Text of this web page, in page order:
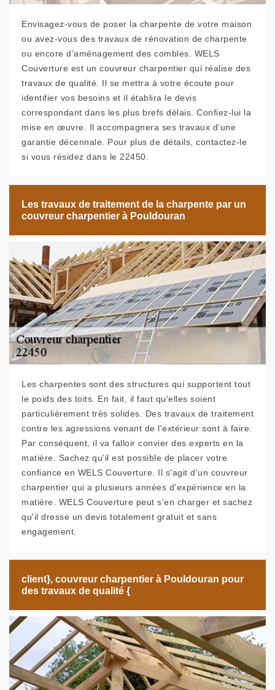
Envisagez-vous de poser la charpente de votre maison
ou avez-vous des travaux de rénovation de charpente
ou encore d’aménagement des combles. WELS
Couverture est un couvreur charpentier qui réalise des
travaux de qualité. Il se mettra à votre écoute pour
identifier vos besoins et il établira le devis
correspondant dans les plus brefs délais. Confiez-lui la
mise en œuvre. Il accompagnera ses travaux d’une
garantie décennale. Pour plus de détails, contactez-le
si vous résidez dans le 22450.
Les travaux de traitement de la charpente par un
couvreur charpentier à Pouldouran
Les charpentes sont des structures qui supportent tout
le poids des toits. En fait, il faut qu'elles soient
particulièrement très solides. Des travaux de traitement
contre les agressions venant de l'extérieur sont à faire.
Par conséquent, il va falloir convier des experts en la
matière. Sachez qu'il est possible de placer votre
confiance en WELS Couverture. Il s'agit d'un couvreur
charpentier qui a plusieurs années d'expérience en la
matière. WELS Couverture peut s'en charger et sachez
qu'il dresse un devis totalement gratuit et sans
engagement.
client}, couvreur charpentier à Pouldouran pour
des travaux de qualité {